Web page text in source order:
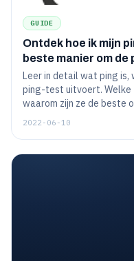
GUIDE
Ontdek hoe ik mijn
beste manier om
Leer in detail wat ping is,
ping-test uitvoert. Welke
waarom zijn ze de beste
instructies voor het
2022-06-10